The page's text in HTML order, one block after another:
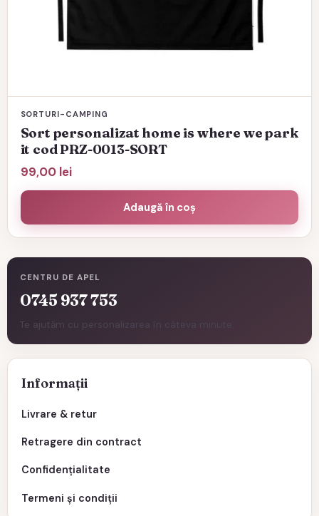
CENTRU DE APEL
0745 937 753
Te ajutăm cu personalizarea în câteva minute.
Informații
Livrare & retur
Retragere din contract
Confidențialitate
Termeni și condiții
SORTURI-CAMPING
Sort personalizat home is where we park
it cod PRZ-0013-SORT
99,00 lei
Adaugă în coș